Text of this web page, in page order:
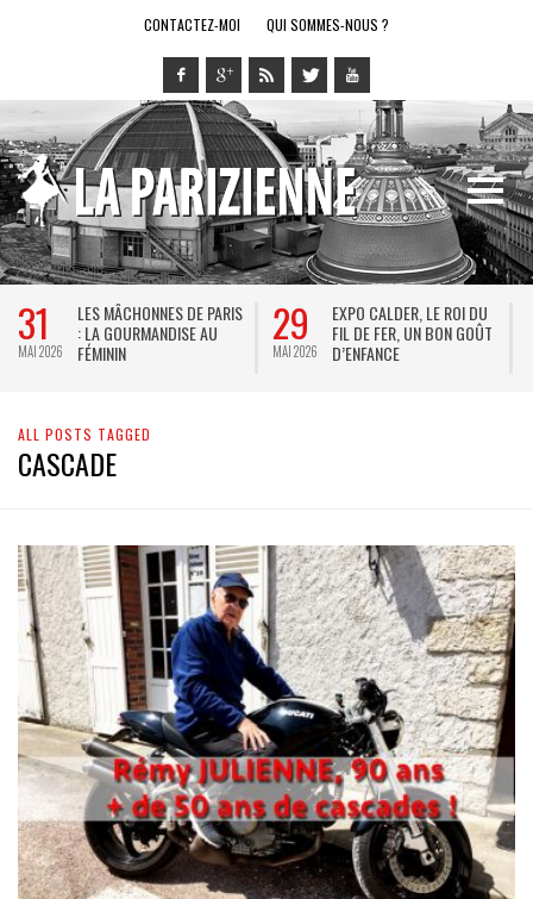
CONTACTEZ-MOI QUI SOMMES-NOUS ?
31
MAI 2026
LES MÂCHONNES DE PARIS
: LA GOURMANDISE AU
FÉMININ
29
MAI 2026
EXPO CALDER, LE ROI DU
FIL DE FER, UN BON GOÛT
D’ENFANCE
ALL POSTS TAGGED
CASCADE